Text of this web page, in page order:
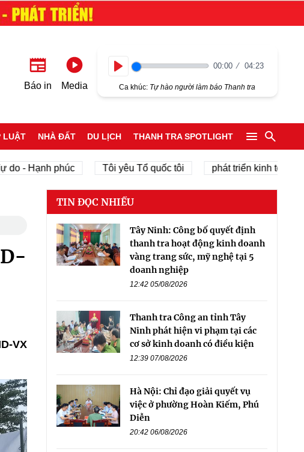
Báo in Media
00:00 04:23
Ca khúc: Tự hào người làm báo Thanh tra
LUẬT NHÀ ĐẤT DU LỊCH THANH TRA SPOTLIGHT
Hạnh phúc Tôi yêu Tổ quốc tôi phát triển kinh tế tư nhân
VX
TIN ĐỌC NHIỀU
Tây Ninh: Công bố quyết định
thanh tra hoạt động kinh doanh
vàng trang sức, mỹ nghệ tại 5
doanh nghiệp
12:42 05/08/2026
Thanh tra Công an tỉnh Tây
Ninh phát hiện vi phạm tại các
cơ sở kinh doanh có điều kiện
12:39 07/08/2026
Hà Nội: Chỉ đạo giải quyết vụ
việc ở phường Hoàn Kiếm, Phú
Diễn
20:42 06/08/2026